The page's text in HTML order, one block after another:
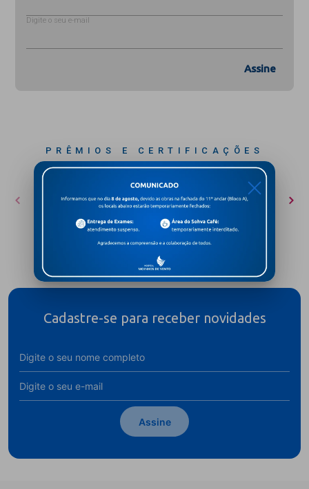
Digite o seu e-mail
Assine
PRÊMIOS E CERTIFICAÇÕES
Cadastre-se para receber novidades
Assine
X